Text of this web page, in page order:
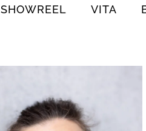
SHOWREEL VITA